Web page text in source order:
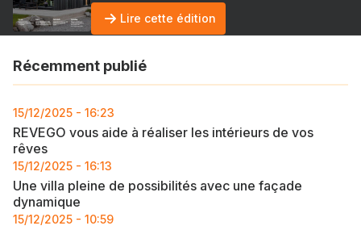
Lire cette édition
Récemment publié
15/12/2025 - 16:23
REVEGO vous aide à réaliser les intérieurs de vos
rêves
15/12/2025 - 16:13
Une villa pleine de possibilités avec une façade
dynamique
15/12/2025 - 10:59